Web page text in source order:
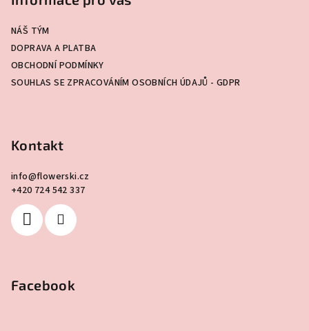
NÁŠ TÝM
DOPRAVA A PLATBA
OBCHODNÍ PODMÍNKY
SOUHLAS SE ZPRACOVÁNÍM OSOBNÍCH ÚDAJŮ - GDPR
Kontakt
info@flowerski.cz
+420 724 542 337
Facebook